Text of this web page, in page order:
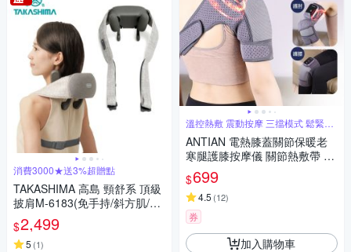
消費3000★送3%超贈點
TAKASHIMA 高島 頸舒系 頂級
披肩M-6183(免手持/斜方肌/揉
捏/溫熱/肩頸按摩器)-快
$2,499
5 (1)
溫控熱敷 震動按摩 三擋模式 鬆緊可
調
ANTIAN 電熱膝蓋關節保暖老
寒腿護膝按摩儀 關節熱敷帶 膝
蓋護帶 肩膀發熱按摩器 護肘帶
（交換禮物）
$699
4.5 (12)
券
加入購物車